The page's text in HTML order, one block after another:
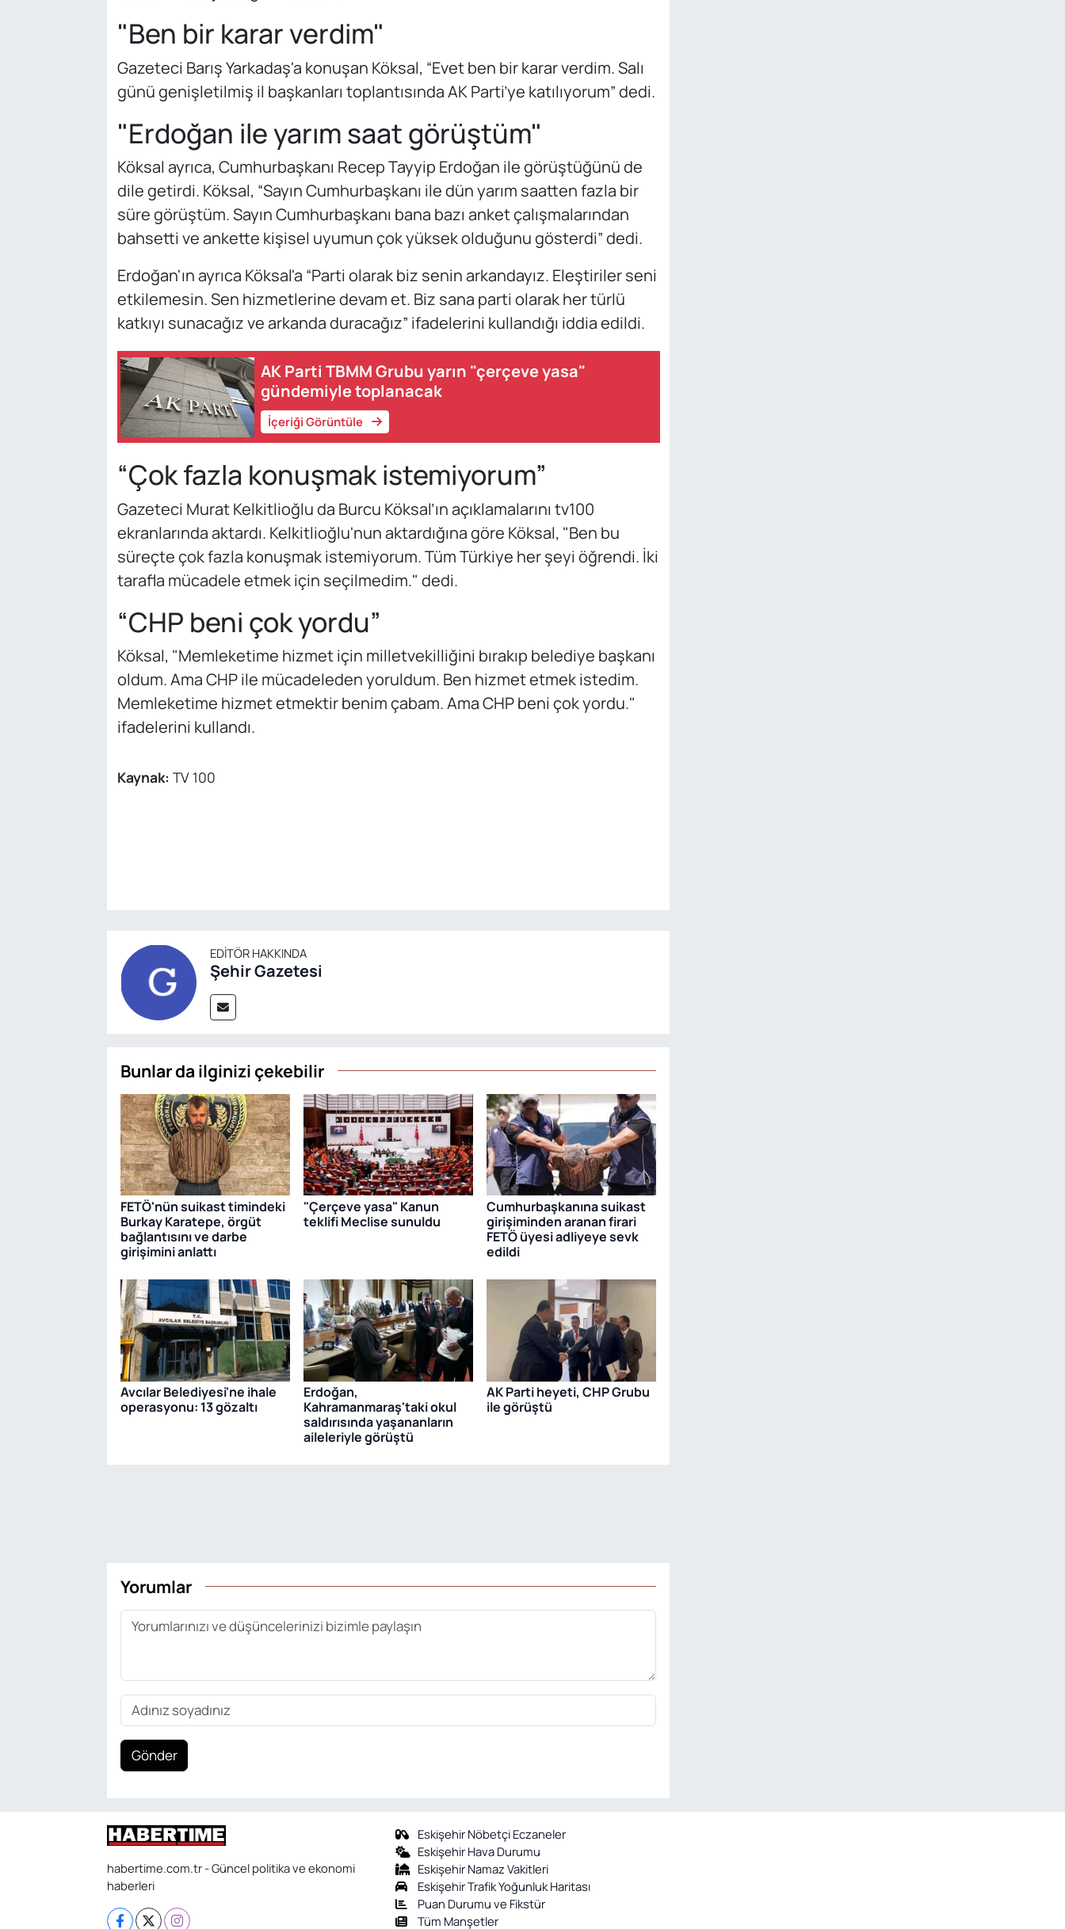
"Ben bir karar verdim"
Gazeteci Barış Yarkadaş'a konuşan Köksal, “Evet ben bir karar verdim. Salı
günü genişletilmiş il başkanları toplantısında AK Parti’ye katılıyorum” dedi.
"Erdoğan ile yarım saat görüştüm"
Köksal ayrıca, Cumhurbaşkanı Recep Tayyip Erdoğan ile görüştüğünü de
dile getirdi. Köksal, “Sayın Cumhurbaşkanı ile dün yarım saatten fazla bir
süre görüştüm. Sayın Cumhurbaşkanı bana bazı anket çalışmalarından
bahsetti ve ankette kişisel uyumun çok yüksek olduğunu gösterdi” dedi.
Erdoğan'ın ayrıca Köksal'a “Parti olarak biz senin arkandayız. Eleştiriler seni
etkilemesin. Sen hizmetlerine devam et. Biz sana parti olarak her türlü
katkıyı sunacağız ve arkanda duracağız” ifadelerini kullandığı iddia edildi.
AK Parti TBMM Grubu yarın "çerçeve yasa"
gündemiyle toplanacak
İçeriği Görüntüle
“Çok fazla konuşmak istemiyorum”
Gazeteci Murat Kelkitlioğlu da Burcu Köksal’ın açıklamalarını tv100
ekranlarında aktardı. Kelkitlioğlu'nun aktardığına göre Köksal, "Ben bu
süreçte çok fazla konuşmak istemiyorum. Tüm Türkiye her şeyi öğrendi. İki
tarafla mücadele etmek için seçilmedim." dedi.
“CHP beni çok yordu”
Köksal, "Memleketime hizmet için milletvekilliğini bırakıp belediye başkanı
oldum. Ama CHP ile mücadeleden yoruldum. Ben hizmet etmek istedim.
Memleketime hizmet etmektir benim çabam. Ama CHP beni çok yordu."
ifadelerini kullandı.
Kaynak: TV 100
EDITÖR HAKKINDA
Şehir Gazetesi
Bunlar da ilginizi çekebilir
FETÖ'nün suikast timindeki
Burkay Karatepe, örgüt
bağlantısını ve darbe
girişimini anlattı
"Çerçeve yasa" Kanun
teklifi Meclise sunuldu
Cumhurbaşkanına suikast
girişiminden aranan firari
FETÖ üyesi adliyeye sevk
edildi
Avcılar Belediyesi'ne ihale
operasyonu: 13 gözaltı
Erdoğan,
Kahramanmaraş'taki okul
saldırısında yaşananların
aileleriyle görüştü
AK Parti heyeti, CHP Grubu
ile görüştü
Yorumlar
Gönder
habertime.com.tr - Güncel politika ve ekonomi
haberleri
Eskişehir Nöbetçi Eczaneler
Eskişehir Hava Durumu
Eskişehir Namaz Vakitleri
Eskişehir Trafik Yoğunluk Haritası
Puan Durumu ve Fikstür
Tüm Manşetler